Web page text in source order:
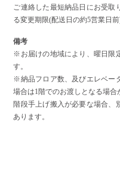
ご連絡した最短納品日にお受取
る変更期限(配送日の約5営業日
備考
※お届けの地域により、曜日限
す。
※納品フロア数、及びエレベー
場合は1階でのお渡しとなる場合
階段手上げ搬入が必要な場合、
あります。